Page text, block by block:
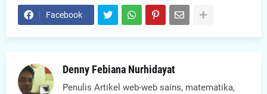
Facebook
Denny Febiana Nurhidayat
Penulis Artikel web-web sains, matematika,